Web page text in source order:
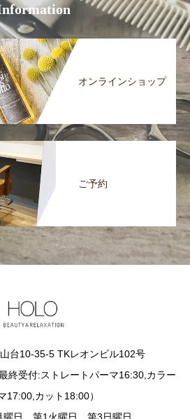
オンラインショップ
ご予約
台10-35-5 TKレオンビル102号
終受付:ストレートパーマ16:30,カラー
17:00,カット18:00）